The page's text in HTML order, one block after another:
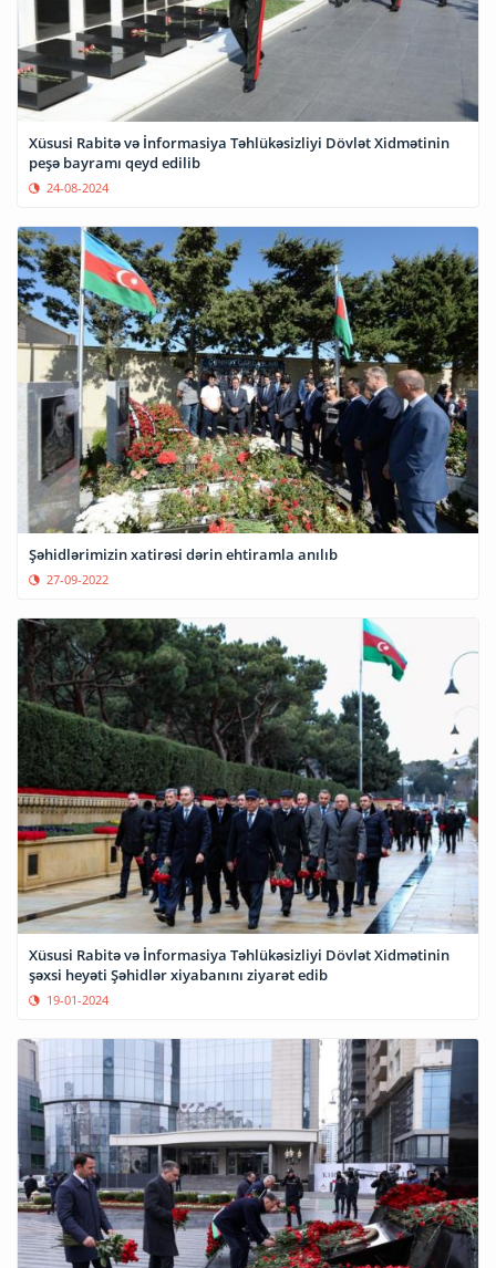
Xüsusi Rabitə və İnformasiya Təhlükəsizliyi Dövlət Xidmətinin
peşə bayramı qeyd edilib
24-08-2024
Şəhidlərimizin xatirəsi dərin ehtiramla anılıb
27-09-2022
Xüsusi Rabitə və İnformasiya Təhlükəsizliyi Dövlət Xidmətinin
şəxsi heyəti Şəhidlər xiyabanını ziyarət edib
19-01-2024